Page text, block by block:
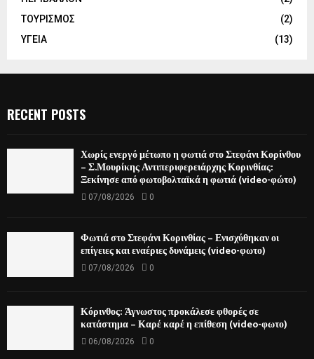
ΤΟΥΡΙΣΜΟΣ
(2)
ΥΓΕΙΑ
(13)
RECENT POSTS
Χωρίς ενεργό μέτωπο η φωτιά στο Στεφάνι Κορίνθου
– Σ.Μουρίκης Αντιπεριφερειάρχης Κορινθίας:
Ξεκίνησε από φωτοβολταϊκά η φωτιά (video-φώτο)
07/08/2026 0
Φωτιά στο Στεφάνι Κορινθίας – Ενισχύθηκαν οι
επίγειες και εναέριες δυνάμεις (video-φωτο)
07/08/2026 0
Κόρινθος: Άγνωστος προκάλεσε φθορές σε
κατάστημα – Καρέ καρέ η επίθεση (video-φωτο)
06/08/2026 0